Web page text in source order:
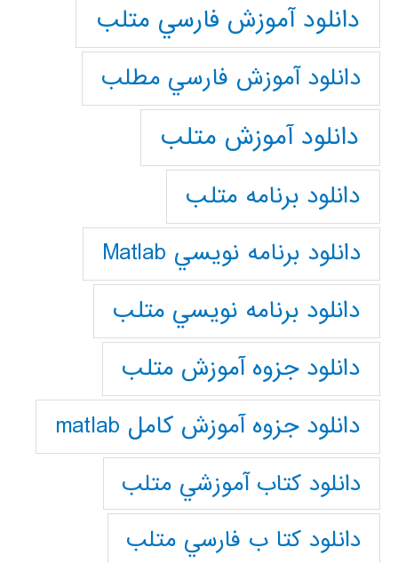
دانلود آموزش فارسي متلب
دانلود آموزش فارسي مطلب
دانلود آموزش متلب
دانلود برنامه متلب
دانلود برنامه نويسي Matlab
دانلود برنامه نويسي متلب
دانلود جزوه آموزش متلب
دانلود جزوه آموزش کامل matlab
دانلود كتاب آموزشي متلب
دانلود كتا ب فارسي متلب